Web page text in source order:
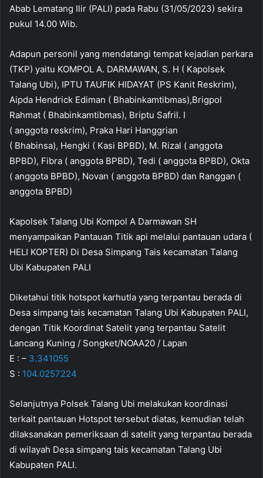
Abab Lematang Ilir (PALI) pada Rabu (31/05/2023) sekira
pukul 14.00 Wib.
Adapun personil yang mendatangi tempat kejadian perkara
(TKP) yaitu KOMPOL A. DARMAWAN, S. H ( Kapolsek
Talang Ubi), IPTU TAUFIK HIDAYAT (PS Kanit Reskrim),
Aipda Hendrick Ediman ( Bhabinkamtibmas),Brigpol
Rahmat ( Bhabinkamtibmas), Briptu Safril. I
( anggota reskrim), Praka Hari Hanggrian
( Bhabinsa), Hengki ( Kasi BPBD), M. Rizal ( anggota
BPBD), Fibra ( anggota BPBD), Tedi ( anggota BPBD), Okta
( anggota BPBD), Novan ( anggota BPBD) dan Ranggan (
anggota BPBD)
Kapolsek Talang Ubi Kompol A Darmawan SH
menyampaikan Pantauan Titik api melalui pantauan udara (
HELI KOPTER) Di Desa Simpang Tais kecamatan Talang
Ubi Kabupaten PALI
Diketahui titik hotspot karhutla yang terpantau berada di
Desa simpang tais kecamatan Talang Ubi Kabupaten PALI,
dengan Titik Koordinat Satelit yang terpantau Satelit
Lancang Kuning / Songket/NOAA20 / Lapan
E : – 3.341055
S : 104.0257224
Selanjutnya Polsek Talang Ubi melakukan koordinasi
terkait pantauan Hotspot tersebut diatas, kemudian telah
dilaksanakan pemeriksaan di satelit yang terpantau berada
di wilayah Desa simpang tais kecamatan Talang Ubi
Kabupaten PALI.